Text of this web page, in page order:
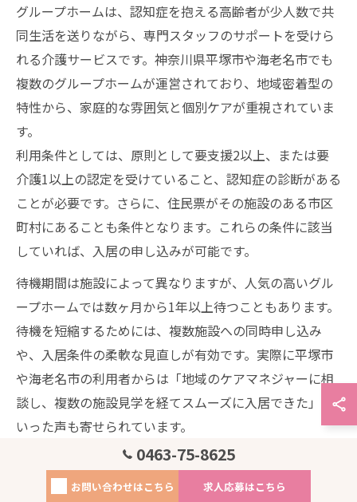
グループホームは、認知症を抱える高齢者が少人数で共
同生活を送りながら、専門スタッフのサポートを受けら
れる介護サービスです。神奈川県平塚市や海老名市でも
複数のグループホームが運営されており、地域密着型の
特性から、家庭的な雰囲気と個別ケアが重視されていま
す。
利用条件としては、原則として要支援2以上、または要
介護1以上の認定を受けていること、認知症の診断がある
ことが必要です。さらに、住民票がその施設のある市区
町村にあることも条件となります。これらの条件に該当
していれば、入居の申し込みが可能です。
待機期間は施設によって異なりますが、人気の高いグル
ープホームでは数ヶ月から1年以上待つこともあります。
待機を短縮するためには、複数施設への同時申し込み
や、入居条件の柔軟な見直しが有効です。実際に平塚市
や海老名市の利用者からは「地域のケアマネジャーに相
談し、複数の施設見学を経てスムーズに入居できた」と
いった声も寄せられています。
また、グループホームは認知症ケアに特化しているた
め、介護度が高くなりすぎた場合や医療依存度が高い場
0463-75-8625
お問い合わせはこちら 求人応募はこちら